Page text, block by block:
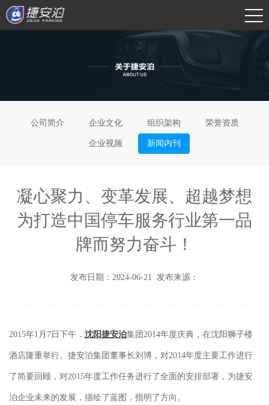
公司简介 企业文化 组织架构 荣誉资质
企业视频 新闻内刊
凝心聚力、变革发展、超越梦想
为打造中国停车服务行业第一品
牌而努力奋斗！
发布日期：2024-06-21 发布来源：
2015年1月7日下午， 沈阳捷安泊集团2014年度庆典，在沈阳狮子楼
酒店隆重举行。捷安泊集团董事长刘博，对2014年度主要工作进行
了简要回顾，对2015年度工作任务进行了全面的安排部署，为捷安
泊企业未来的发展，描绘了蓝图，指明了方向。